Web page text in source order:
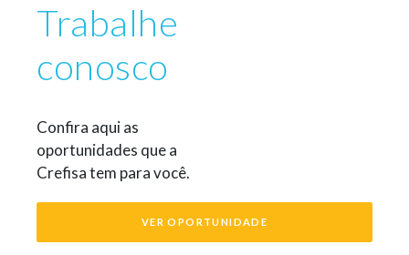
Trabalhe
conosco
Confira aqui as
oportunidades que a
Crefisa tem para você.
VER OPORTUNIDADE